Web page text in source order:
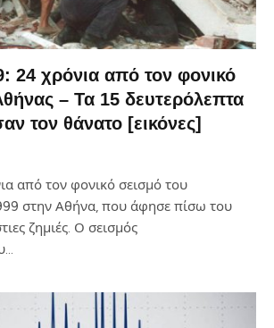
24 χρόνια από τον φονικό
– Τα 15 δευτερόλεπτα
τον θάνατο [εικόνες]
από τον φονικό σεισμό του
στην Αθήνα, που άφησε πίσω του
ζημιές. Ο σεισμός